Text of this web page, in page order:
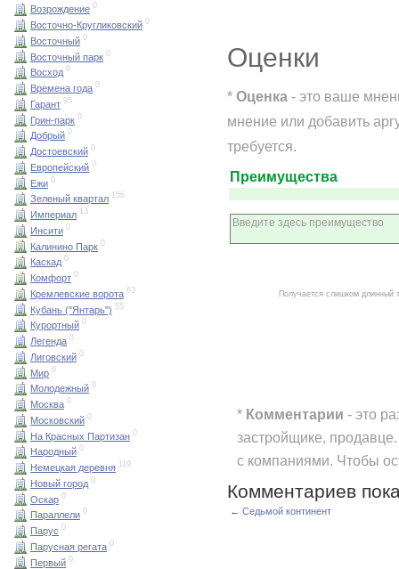
Возрождение 0
Восточно-Кругликовский 0
Восточный 0
Восточный парк 0
Восход 0
Времена года 0
Гарант 95
Грин-парк 0
Добрый 0
Достоевский 0
Европейский 0
Ежи 0
Зеленый квартал 156
Империал 13
Инсити 0
Калинино Парк 0
Каскад 0
Комфорт 0
Кремлевские ворота 63
Кубань ("Янтарь") 55
Курортный 0
Легенда 0
Лиговский 0
Мир 0
Молодежный 0
Москва 0
Московский 0
На Красных Партизан 0
Народный 0
Немецкая деревня 119
Новый город 0
Оскар 0
Параллели 0
Парус 0
Парусная регата 0
Первый 0
Оценки
* Оценка - это ваше
мнение или добавить
требуется.
Преимущества
Получается слишком длинный
* Комментарии - это
застройщике,
с компаниями. Чтобы
Комментариев
← Седьмой континент